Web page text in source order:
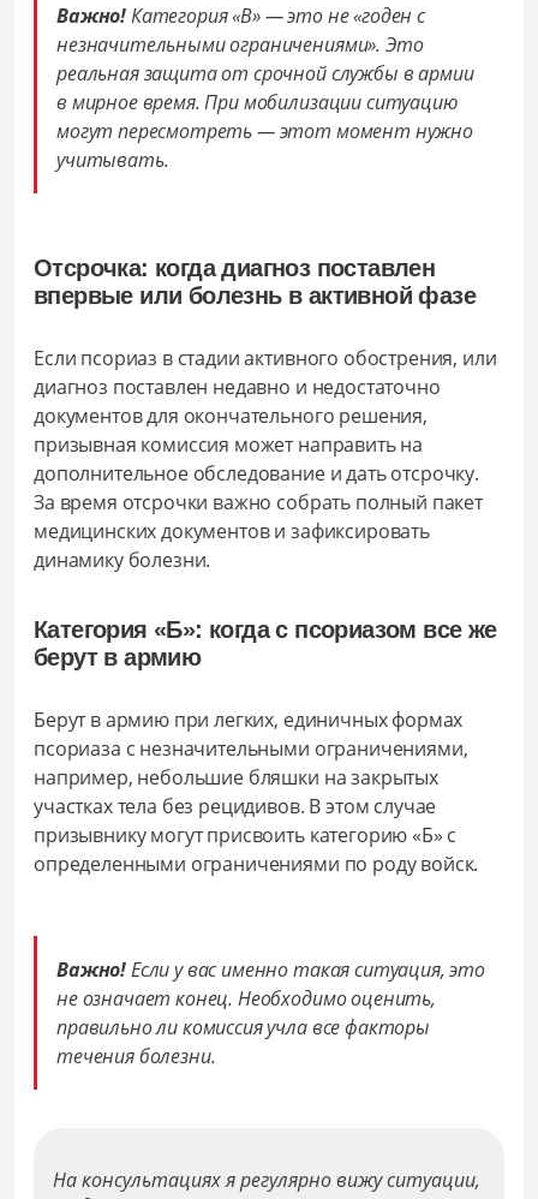
Важно!Категория «В» — это не «годен с
незначительными ограничениями». Это
реальная защита от срочной службы в армии
в мирное время. При мобилизации ситуацию
могут пересмотреть — этот момент нужно
учитывать.
Отсрочка: когда диагноз поставлен
впервые или болезнь в активной фазе
Если псориаз в стадии активного обострения, или
диагноз поставлен недавно и недостаточно
документов для окончательного решения,
призывная комиссия может направить на
дополнительное обследование и дать отсрочку.
За время отсрочки важно собрать полный пакет
медицинских документов и зафиксировать
динамику болезни.
Категория «Б»: когда с псориазом все же
берут в армию
Берут в армию при легких, единичных формах
псориаза с незначительными ограничениями,
например, небольшие бляшки на закрытых
участках тела без рецидивов. В этом случае
призывнику могут присвоить категорию «Б» с
определенными ограничениями по роду войск.
Важно!Если у вас именно такая ситуация, это
не означает конец. Необходимо оценить,
правильно ли комиссия учла все факторы
течения болезни.
На консультациях я регулярно вижу ситуации,